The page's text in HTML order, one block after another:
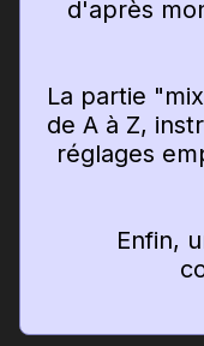
d'après
La partie
de A à Z,
réglages
Enfin,